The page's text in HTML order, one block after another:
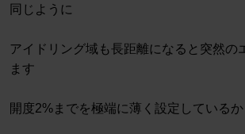
同じように
アイドリング域も長距離になると突然の
ます
開度2%までを極端に薄く設定している